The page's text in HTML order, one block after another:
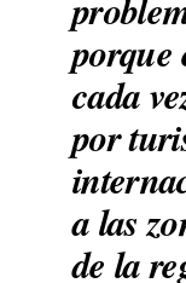
porque
cada
por
a las
de la